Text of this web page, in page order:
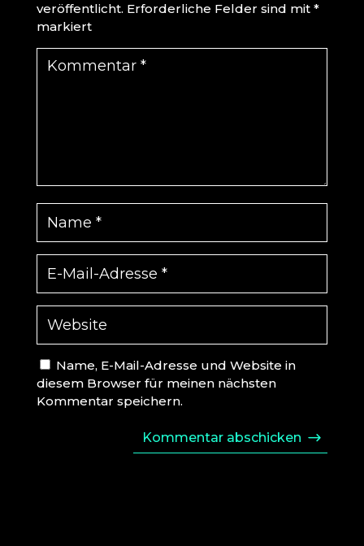
veröffentlicht. Erforderliche Felder sind mit *
markiert
Name, E-Mail-Adresse und Website in
diesem Browser für meinen nächsten
Kommentar speichern.
Kommentar abschicken